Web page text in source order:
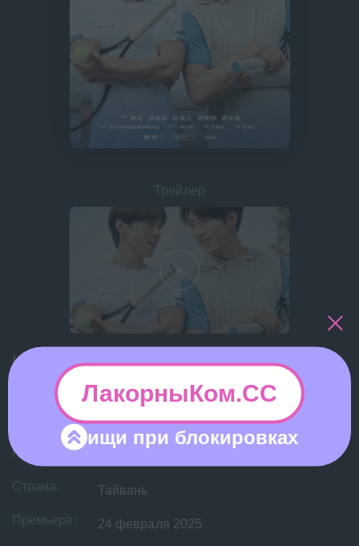
Идеальная пара русская озвучка
(сериал с 2025 г.)
A Perfect Match
Рейтинг:
Страна: Тайвань
Премьера: 24 февраля 2025
Трейлер
ЛакорныКом.СС
ищи при блокировках